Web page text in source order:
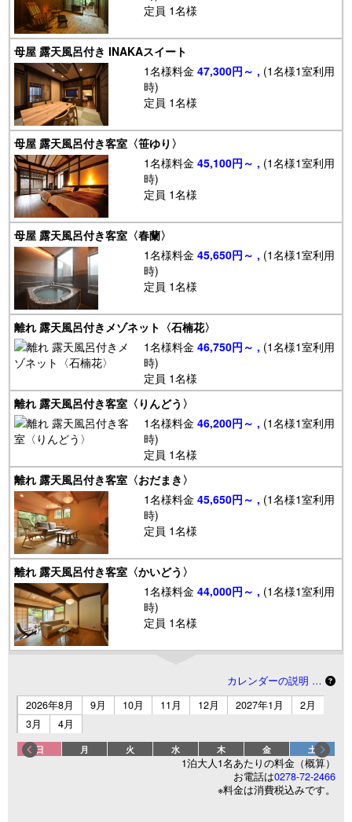
定員 1名様
母屋 露天風呂付き INAKAスイート
1名様料金 47,300円～ , (1名様1室利用
時)
定員 1名様
母屋 露天風呂付き客室〈笹ゆり〉
1名様料金 45,100円～ , (1名様1室利用
時)
定員 1名様
母屋 露天風呂付き客室〈春蘭〉
1名様料金 45,650円～ , (1名様1室利用
時)
定員 1名様
離れ 露天風呂付きメゾネット〈石楠花〉
1名様料金 46,750円～ , (1名様1室利用
時)
定員 1名様
離れ 露天風呂付き客室〈りんどう〉
1名様料金 46,200円～ , (1名様1室利用
時)
定員 1名様
離れ 露天風呂付き客室〈おだまき〉
1名様料金 45,650円～ , (1名様1室利用
時)
定員 1名様
離れ 露天風呂付き客室〈かいどう〉
1名様料金 44,000円～ , (1名様1室利用
時)
定員 1名様
カレンダーの説明 …
2026年8月
9月 10月 11月 12月 2027年1月
2月
3月
4月
日 月 火 水 木 金 土
1泊大人1名あたりの料金（概算）
お電話は0278-72-2466
※料金は消費税込みです。